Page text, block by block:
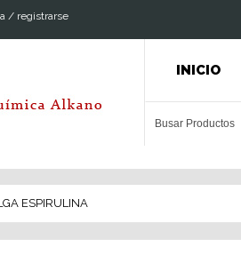
/ registrarse
INICIO
ESPIRULINA